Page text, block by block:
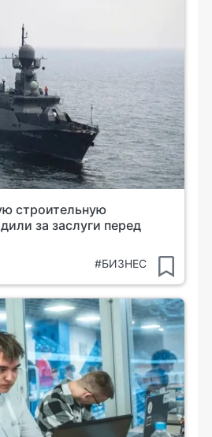
строительную
за заслуги перед
#БИЗНЕС